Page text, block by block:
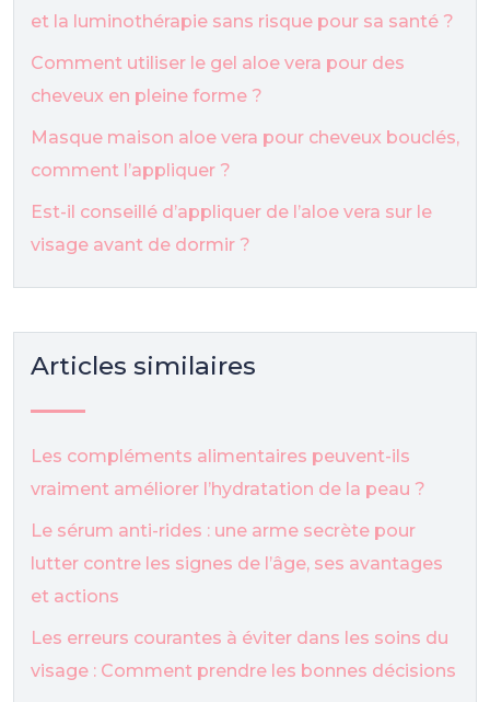
et la luminothérapie sans risque pour sa santé ?
Comment utiliser le gel aloe vera pour des
cheveux en pleine forme ?
Masque maison aloe vera pour cheveux bouclés,
comment l’appliquer ?
Est-il conseillé d’appliquer de l’aloe vera sur le
visage avant de dormir ?
Articles similaires
Les compléments alimentaires peuvent-ils
vraiment améliorer l’hydratation de la peau ?
Le sérum anti-rides : une arme secrète pour
lutter contre les signes de l’âge, ses avantages
et actions
Les erreurs courantes à éviter dans les soins du
visage : Comment prendre les bonnes décisions